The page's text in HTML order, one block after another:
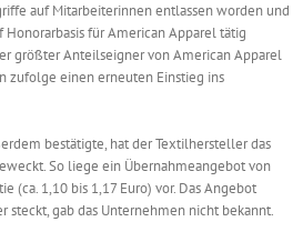
auf Mitarbeiterinnen entlassen worden und
für American Apparel tätig
größter Anteilseigner von American Apparel
zufolge einen erneuten Einstieg ins
bestätigte, hat der Textilhersteller das
So liege ein Übernahmeangebot von
(ca. 1,10 bis 1,17 Euro) vor. Das Angebot
steckt, gab das Unternehmen nicht bekannt.